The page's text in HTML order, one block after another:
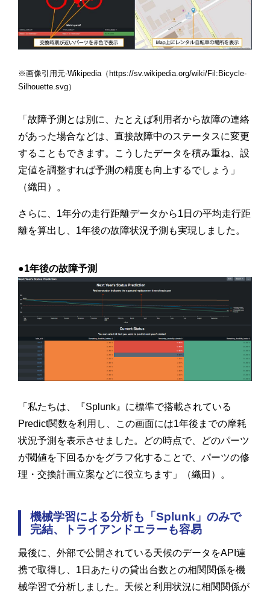
※画像引用元-Wikipedia（https://sv.wikipedia.org/wiki/Fil:Bicycle-
Silhouette.svg）
「故障予測とは別に、たとえば利用者から故障の連絡
があった場合などは、直接故障中のステータスに変更
することもできます。こうしたデータを積み重ね、設
定値を調整すれば予測の精度も向上するでしょう」
（織田）。
さらに、1年分の走行距離データから1日の平均走行距
離を算出し、1年後の故障状況予測も実現しました。
●1年後の故障予測
「私たちは、『Splunk』に標準で搭載されている
Predict関数を利用し、この画面には1年後までの摩耗
状況予測を表示させました。どの時点で、どのパーツ
が閾値を下回るかをグラフ化することで、パーツの修
理・交換計画立案などに役立ちます」（織田）。
機械学習による分析も「Splunk」のみで
完結、トライアンドエラーも容易
最後に、外部で公開されている天候のデータをAPI連
携で取得し、1日あたりの貸出台数との相関関係を機
械学習で分析しました。天候と利用状況に相関関係が